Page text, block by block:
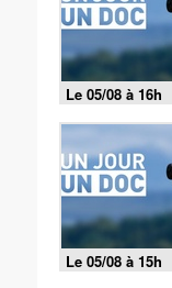
Le 05/08 à 16h
Le 05/08 à 15h